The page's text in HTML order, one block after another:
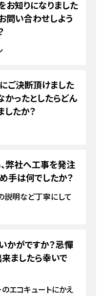
お知りになりました
問い合わせしよう
ご決断頂けました
かったとしたらどん
したか？
弊社へ工事を発注
手は何でしたか？
明など丁寧にして
かがですか？忌憚
ましたら幸いで
エコキュートにかえ